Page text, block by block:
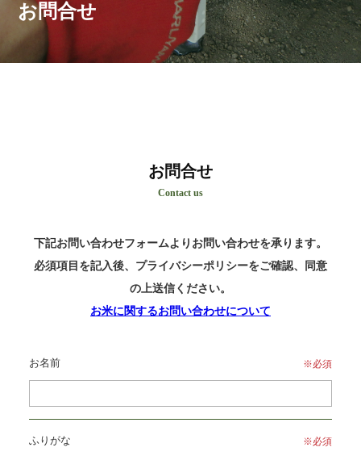
お問合せ
お問合せ
Contact us
下記お問い合わせフォームよりお問い合わせを承ります。
必須項目を記入後、プライバシーポリシーをご確認、同意
の上送信ください。
お米に関するお問い合わせについて
お名前 ※必須
ふりがな ※必須